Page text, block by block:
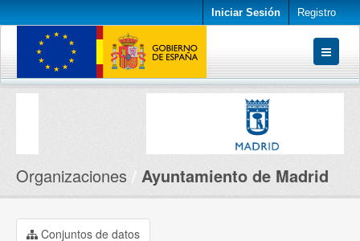
Iniciar Sesión Registro
Conjuntos de datos
Organizaciones Ayuntamiento de Madrid
Conjuntos de datos